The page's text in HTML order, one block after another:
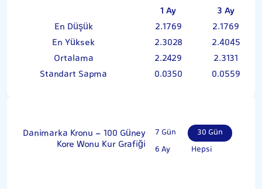
1 Ay
3 Ay
En Düşük
2.1769
2.1769
En Yüksek
2.3028
2.4045
Ortalama
2.2429
2.3131
Standart Sapma
0.0350 0.0559
Danimarka Kronu - 100 Güney
Kore Wonu Kur Grafiği
7 Gün
30 Gün
6 Ay
Hepsi